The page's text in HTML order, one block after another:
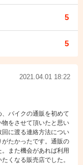
5
5
2021.04.01 18:22
バイクの通販を初めて
をさせて頂いたと思い
に渡る連絡方法につい
たかったです。通販の
また機会があれば利用
くなる販売店でした。